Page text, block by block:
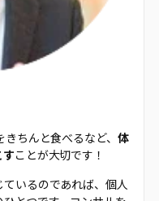
ちんと食べるなど、 体
ことが大切です！
いるのであれば、個人